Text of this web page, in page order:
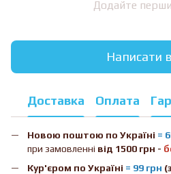
Додайте
Написати
Доставка Оплата
Новою поштою по Україні =
при замовленні від 1500 грн -
Кур'єром по Україні = 99 грн